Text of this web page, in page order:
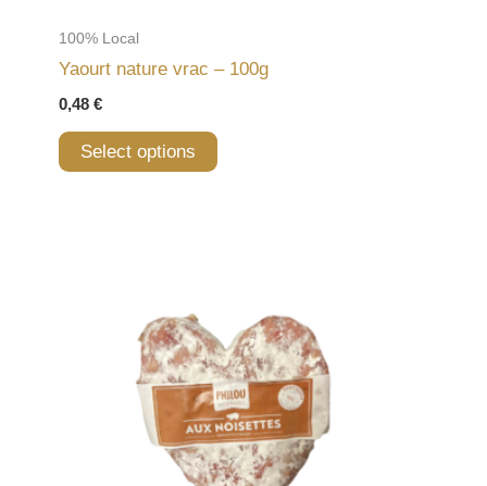
100% Local
Yaourt nature vrac – 100g
0,48 €
Select options